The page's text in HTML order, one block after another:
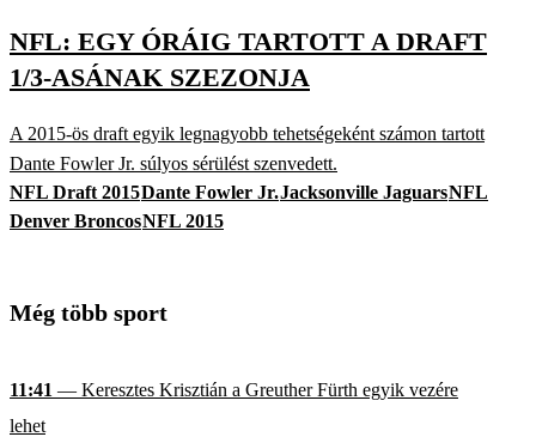
NFL: EGY ÓRÁIG TARTOTT A DRAFT
1/3-ASÁNAK SZEZONJA
A 2015-ös draft egyik legnagyobb tehetségeként számon tartott
Dante Fowler Jr. súlyos sérülést szenvedett.
NFL Draft 2015Dante Fowler Jr.Jacksonville JaguarsNFL
Denver BroncosNFL 2015
Még több sport
11:41 — Keresztes Krisztián a Greuther Fürth egyik vezére
lehet